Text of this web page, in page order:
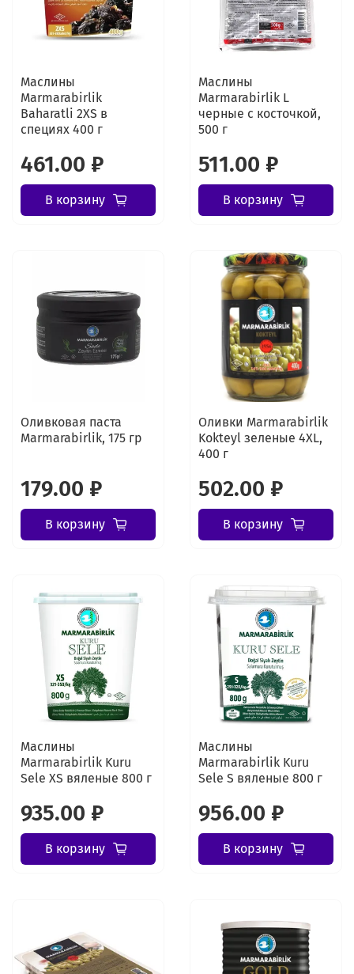
Маслины
Marmarabirlik
Baharatli 2XS в
специях 400 г
461.00 ₽
В корзину
Маслины
Marmarabirlik L
черные с косточкой,
500 г
511.00 ₽
В корзину
Оливковая паста
Marmarabirlik, 175 гр
179.00 ₽
В корзину
Оливки Marmarabirlik
Kokteyl зеленые 4XL,
400 г
502.00 ₽
В корзину
Маслины
Marmarabirlik Kuru
Sele XS вяленые 800 г
935.00 ₽
В корзину
Маслины
Marmarabirlik Kuru
Sele S вяленые 800 г
956.00 ₽
В корзину